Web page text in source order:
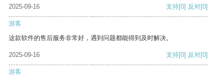
2025-09-16 支持[0] 反对[0]
游客
这款软件的售后服务非常好，遇到问题都能得到及时解决。
2025-09-16 支持[0] 反对[0]
游客